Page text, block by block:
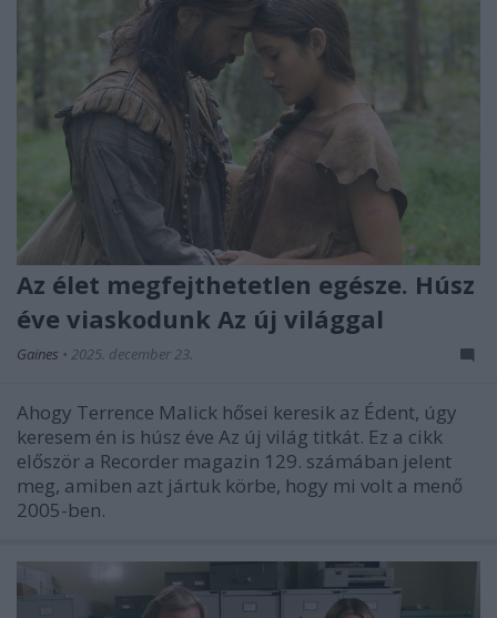
Az élet megfejthetetlen egésze. Húsz
éve viaskodunk Az új világgal
Gaines • 2025. december 23.
Ahogy Terrence Malick hősei keresik az Édent, úgy
keresem én is húsz éve Az új világ titkát. Ez a cikk
először a Recorder magazin 129. számában jelent
meg, amiben azt jártuk körbe, hogy mi volt a menő
2005-ben.